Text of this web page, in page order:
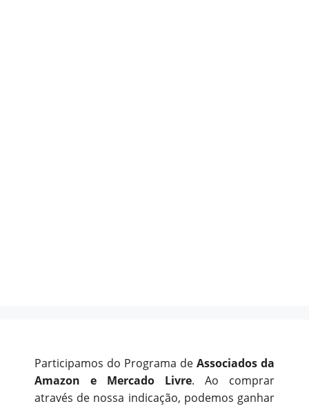
Participamos do Programa de Associados da
Amazon e Mercado Livre. Ao comprar
através de nossa indicação, podemos ganhar